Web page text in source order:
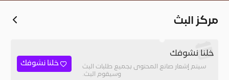
مركز البث
خلنا نشوفك
سيتم إشعار صانع المحتوى بجميع طلبات البث
وسيقوم البث.
خلنا نشوفك